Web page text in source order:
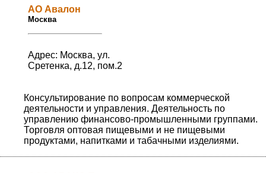
АО Авалон
Москва
Адрес: Москва, ул.
Сретенка, д.12, пом.2
Консультирование по вопросам коммерческой
деятельности и управления. Деятельность по
управлению финансово-промышленными группами.
Торговля оптовая пищевыми и не пищевыми
продуктами, напитками и табачными изделиями.